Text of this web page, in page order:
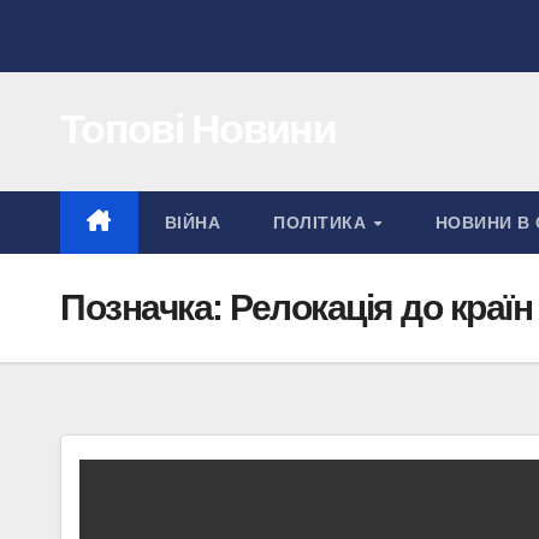
ВІЙНА ПОЛІТИКА НОВИНИ В
Позначка: Релокація до